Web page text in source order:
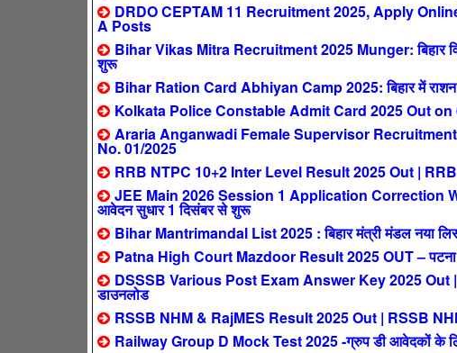
DRDO CEPTAM 11 Recruitment 2025, Apply
A Posts
Bihar Vikas Mitra Recruitment 2025 Munger: बिहार
शुरू
Bihar Ration Card Abhiyan Camp 2025: बिहार में राशन
Kolkata Police Constable Admit Card 2025 Out on
Araria Anganwadi Female Supervisor
No. 01/2025
RRB NTPC 10+2 Inter Level Result 2025 Out | RRB
JEE Main 2026 Session 1 Application Correction
आवेदन सुधार 1 दिसंबर से शुरू
Bihar Mantrimandal List 2025 : बिहार मंत्री मंडल नया
Patna High Court Mazdoor Result 2025 OUT – पटना
DSSSB Various Post Exam Answer Key 2025 Out |
डाउनलोड
RSSB NHM & RajMES Result 2025 Out | RSSB NHM
Railway Group D Mock Test 2025 -ग्रुप डी आवेदकों के